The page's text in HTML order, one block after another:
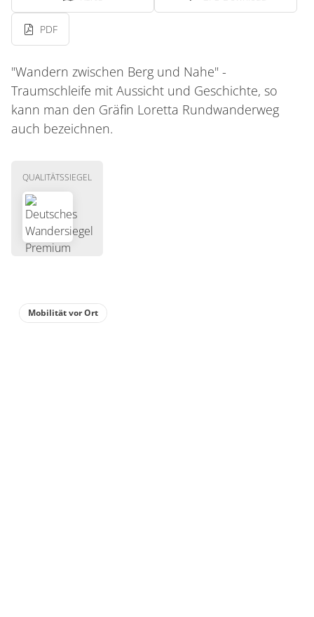
PDF
"Wandern zwischen Berg und Nahe" -
Traumschleife mit Aussicht und Geschichte, so
kann man den Gräfin Loretta Rundwanderweg
auch bezeichnen.
QUALITÄTSSIEGEL
Mobilität vor Ort